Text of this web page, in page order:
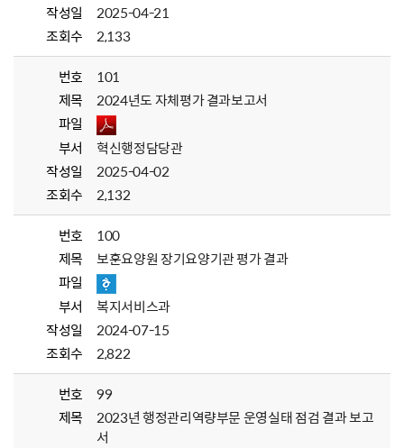
작성일
2025-04-21
조회수
2,133
번호
101
제목
2024년도 자체평가 결과보고서
파일
부서
혁신행정담당관
작성일
2025-04-02
조회수
2,132
번호
100
제목
보훈요양원 장기요양기관 평가 결과
파일
부서
복지서비스과
작성일
2024-07-15
조회수
2,822
번호
99
제목
2023년 행정관리역량부문 운영실태 점검 결과 보고
서